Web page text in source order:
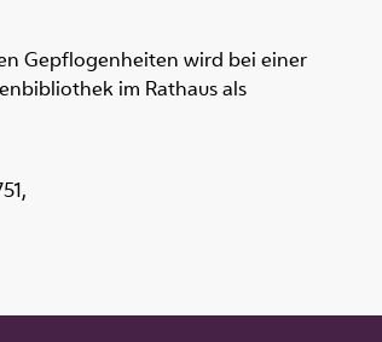
Gepflogenheiten wird bei einer
im Rathaus als
,